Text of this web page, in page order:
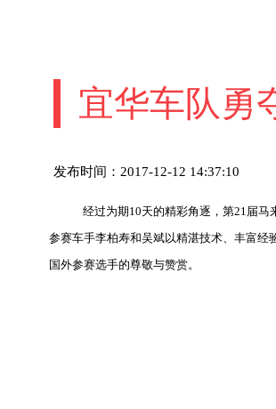
宜华车队勇
发布时间：2017-12-12 14:37:10
经过为期10天的精彩角逐， 第21届马
参赛车手李柏寿和吴斌以精湛技术、丰富经
国外参赛选手的尊敬与赞赏。